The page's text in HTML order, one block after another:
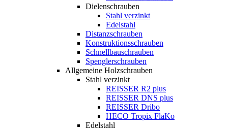
Dielenschrauben
Stahl verzinkt
Edelstahl
Distanzschrauben
Konstruktionsschrauben
Schnellbauschrauben
Spenglerschrauben
Allgemeine Holzschrauben
Stahl verzinkt
REISSER R2 plus
REISSER DNS plus
REISSER Dribo
HECO Tropix FlaKo
Edelstahl